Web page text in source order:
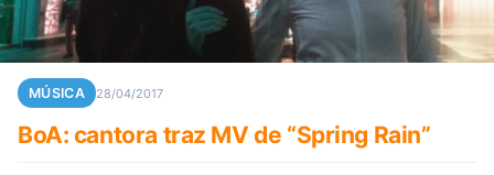
MÚSICA 28/04/2017
BoA: cantora traz MV de “Spring Rain”